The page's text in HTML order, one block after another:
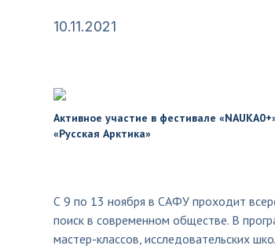
10.11.2021
Активное участие в фестивале
«Русская Арктика»
С 9 по 13 ноября в САФУ проходит
поиск в современном обществе. В
мастер-классов, исследовательских